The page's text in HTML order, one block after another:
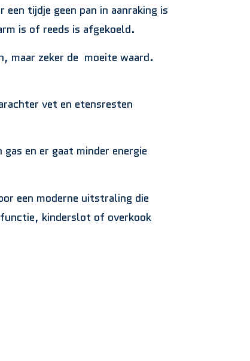
tijdje geen pan in aanraking is
is of reeds is afgekoeld.
maar zeker de moeite waard.
vet en etensresten
en er gaat minder energie
een moderne uitstraling die
kinderslot of overkook